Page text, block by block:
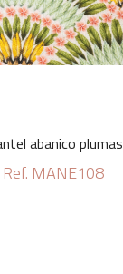
abanico plumas
Ref. MANE108